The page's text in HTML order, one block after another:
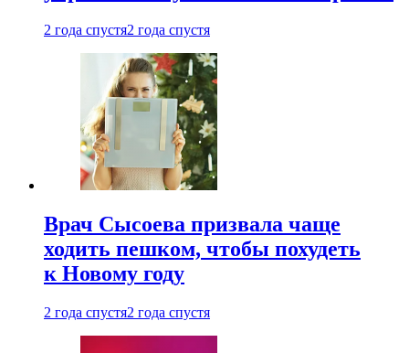
2 года спустя2 года спустя
Врач Сысоева призвала чаще
ходить пешком, чтобы похудеть
к Новому году
2 года спустя2 года спустя